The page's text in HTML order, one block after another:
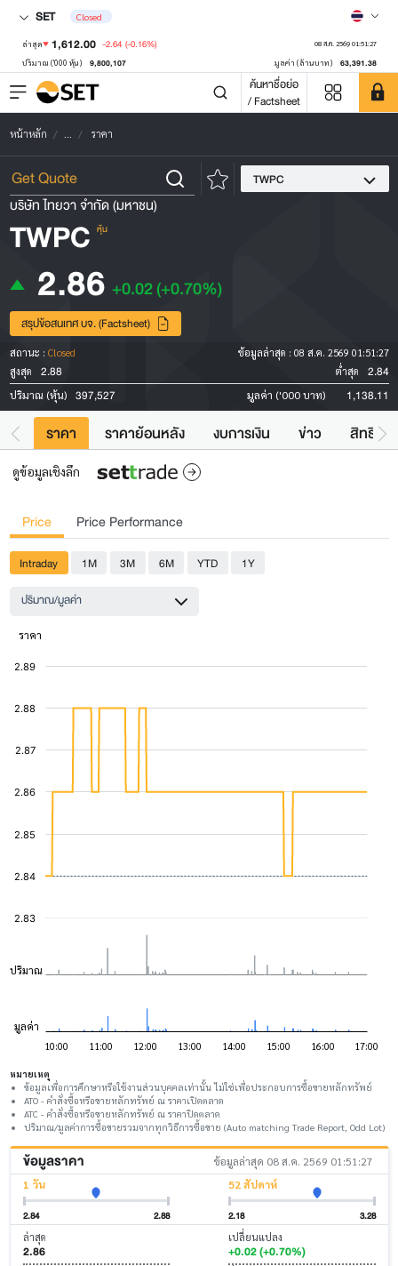
SET Closed
ล่าสุด 1,612.00 -2.64 (-0.16%) 08 ส.ค. 2569 01:51:27
ปริมาณ ('000 หุ้น) 9,800,107 มูลค่า (ล้านบาท) 63,391.38
ค้นหาชื่อย่อ
/ Factsheet
หน้าหลัก ... ราคา
TWPC
บริษัท ไทยวา จำกัด (มหาชน)
TWPC หุ้น
2.86 +0.02(+0.70%)
สรุปข้อสนเทศ บจ. (Factsheet)
สถานะ : Closed ข้อมูลล่าสุด : 08 ส.ค. 2569 01:51:27
สูงสุด
2.88 ต่ำสุด 2.84
ปริมาณ (หุ้น) 397,527 มูลค่า ('000 บาท) 1,138.11
ราคา ราคาย้อนหลัง งบการเงิน ข่าว สิทธิปร
ดูข้อมูลเชิงลึก
Price Price Performance
Intraday 1M 3M 6M YTD
1Y
ปริมาณ/มูลค่า
หมายเหตุ
ข้อมูลเพื่อการศึกษาหรือใช้งานส่วนบุคคลเท่านั้น ไม่ใช่เพื่อประกอบการซื้อขายหลักทรัพย์
ATO - คำสั่งซื้อหรือขายหลักทรัพย์ ณ ราคาเปิดตลาด
ATC - คำสั่งซื้อหรือขายหลักทรัพย์ ณ ราคาปิดตลาด
ปริมาณ/มูลค่าการซื้อขายรวมจากทุกวิธีการซื้อขาย (Auto matching Trade Report, Odd Lot)
ข้อมูลราคา
ข้อมูลล่าสุด 08 ส.ค. 2569 01:51:27
1 วัน
2.84 2.88
52 สัปดาห์
2.18 3.28
ล่าสุด
2.86
เปลี่ยนแปลง
+0.02 (+0.70%)